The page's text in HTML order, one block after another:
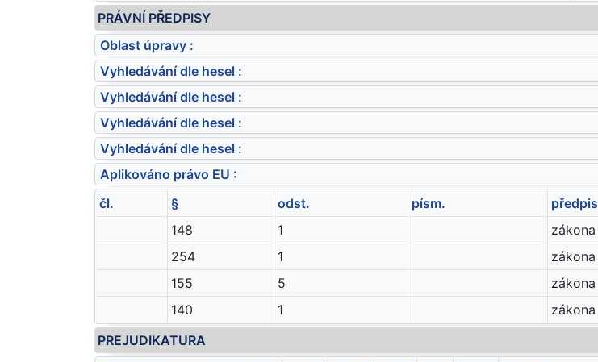
PRÁVNÍ PŘEDPISY
Oblast úpravy :
Vyhledávání dle hesel :
Vyhledávání dle hesel :
Vyhledávání dle hesel :
Vyhledávání dle hesel :
Aplikováno právo EU :
čl.
§ odst. písm. předpis
148
1 zákona
254
1 zákona
155
5 zákona
140
1 zákona
PREJUDIKATURA